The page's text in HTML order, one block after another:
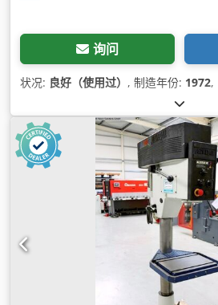
询问
状况: 良好（使用过） , 制造年份: 1972,